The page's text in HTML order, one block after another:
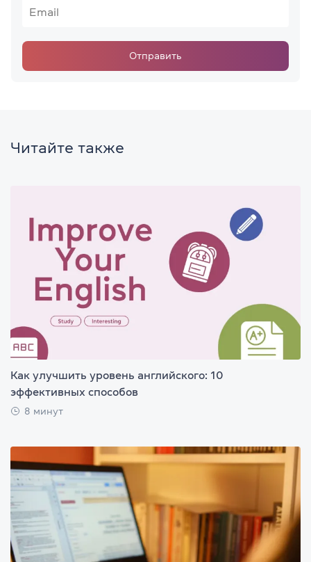
Отправить
Читайте также
Как улучшить уровень английского: 10
эффективных способов
8 минут